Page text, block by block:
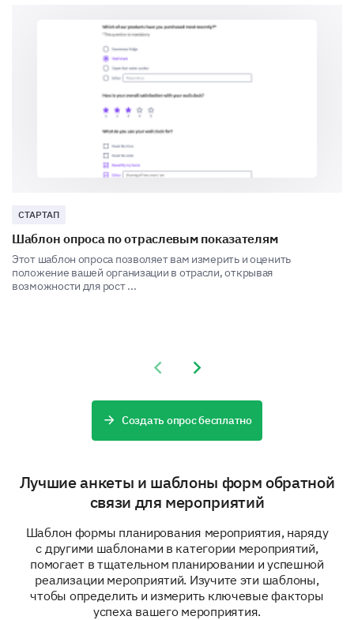
Your Availability and Preferences
We want to ensure that the event's timing suits you
What is your preferred time of day for
attending events?
Afternoon
Evening
No preference (Comment: Why?)
available?
Monday
Tuesday
СТАРТАП
Шаблон опроса по отраслевым показателям
Этот шаблон опроса позволяет вам измерить и оценить
положение вашей организации в отрасли, открывая
возможности для рост ...
Previous slide
Next slide
Создать опрос бесплатно
Лучшие анкеты и шаблоны форм обратной
связи для мероприятий
Шаблон формы планирования мероприятия, наряду
с другими шаблонами в категории мероприятий,
помогает в тщательном планировании и успешной
реализации мероприятий. Изучите эти шаблоны,
чтобы определить и измерить ключевые факторы
успеха вашего мероприятия.